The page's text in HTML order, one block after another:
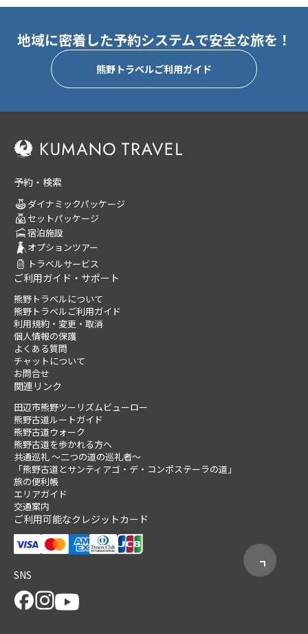
い。
地域に密着した予約システムで安全な旅を！
熊野トラベルご利用ガイド
予約・検索
ダイナミックパッケージ
セットパッケージ
宿泊施設
オプションツアー
トラベルサービス
ご利用ガイド・サポート
熊野トラベルについて
熊野トラベルご利用ガイド
利用規約・変更・取消
個人情報の保護
よくある質問
チャットについて
お問合せ
関連リンク
田辺市熊野ツーリズムビューロー
熊野古道ルートガイド
熊野古道ウォーク
熊野古道を歩かれる方へ
共通巡礼 ～二つの道の巡礼者～
「熊野古道とサンティアゴ・デ・コンポステーラの道」
旅の便利帳
エリアガイド
交通案内
ご利用可能なクレジットカード
SNS